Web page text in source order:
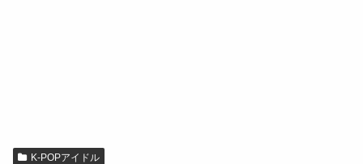
K-POPアイドル